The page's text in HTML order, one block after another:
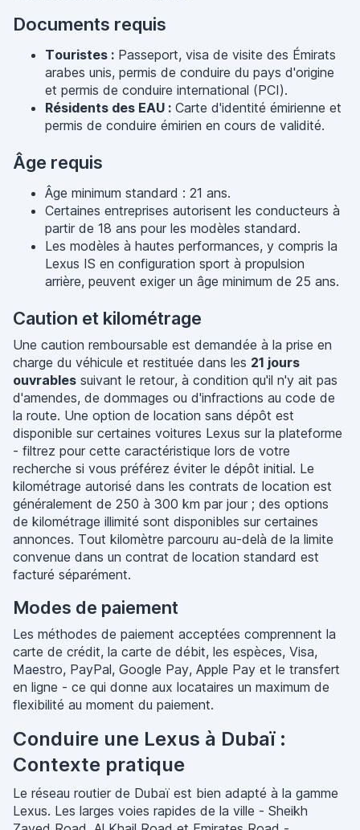
Documents requis
Touristes : Passeport, visa de visite des Émirats
arabes unis, permis de conduire du pays d'origine
et permis de conduire international (PCI).
Résidents des EAU : Carte d'identité émirienne et
permis de conduire émirien en cours de validité.
Âge requis
Âge minimum standard : 21 ans.
Certaines entreprises autorisent les conducteurs à
partir de 18 ans pour les modèles standard.
Les modèles à hautes performances, y compris la
Lexus IS en configuration sport à propulsion
arrière, peuvent exiger un âge minimum de 25 ans.
Caution et kilométrage
Une caution remboursable est demandée à la prise en
charge du véhicule et restituée dans les 21 jours
ouvrables suivant le retour, à condition qu'il n'y ait pas
d'amendes, de dommages ou d'infractions au code de
la route. Une option de location sans dépôt est
disponible sur certaines voitures Lexus sur la plateforme
- filtrez pour cette caractéristique lors de votre
recherche si vous préférez éviter le dépôt initial. Le
kilométrage autorisé dans les contrats de location est
généralement de 250 à 300 km par jour ; des options
de kilométrage illimité sont disponibles sur certaines
annonces. Tout kilomètre parcouru au-delà de la limite
convenue dans un contrat de location standard est
facturé séparément.
Modes de paiement
Les méthodes de paiement acceptées comprennent la
carte de crédit, la carte de débit, les espèces, Visa,
Maestro, PayPal, Google Pay, Apple Pay et le transfert
en ligne - ce qui donne aux locataires un maximum de
flexibilité au moment du paiement.
Conduire une Lexus à Dubaï :
Contexte pratique
Le réseau routier de Dubaï est bien adapté à la gamme
Lexus. Les larges voies rapides de la ville - Sheikh